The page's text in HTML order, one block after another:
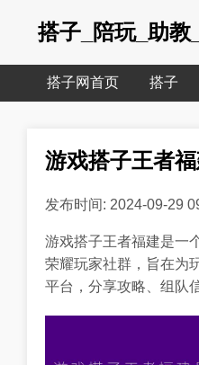
搭子_陪玩_助教
搭子网首页 搭子
游戏搭子王者
发布时间: 2024-09-29
游戏搭子王者福建是一
荣耀玩家社群，旨在为
平台，分享攻略、组队